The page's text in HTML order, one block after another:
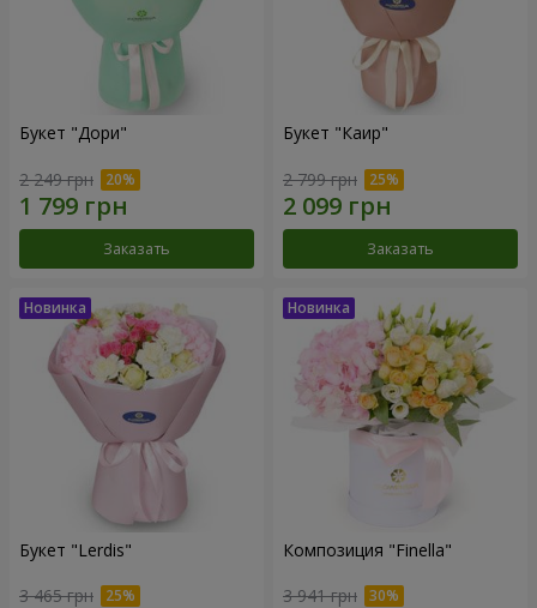
Букет "Дори"
2 249 грн
Заказать
Букет "Каир"
2 799 грн
Заказать
Букет "Lerdis"
3 465 грн
Композиция "Finella"
3 941 грн